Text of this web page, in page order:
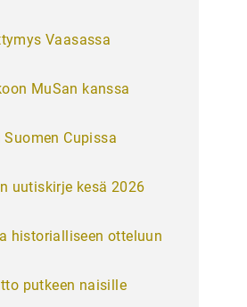
Vaasassa
MuSan kanssa
Cupissa
uutiskirje kesä 2026
historialliseen otteluun
putkeen naisille